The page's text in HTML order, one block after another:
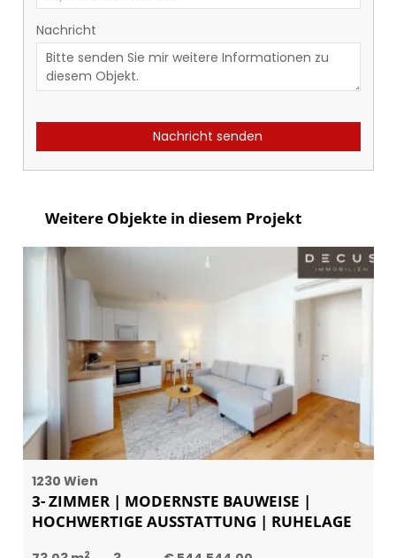
Nachricht
Nachricht senden
Weitere Objekte in diesem Projekt
1230 Wien
3- ZIMMER | MODERNSTE BAUWEISE |
HOCHWERTIGE AUSSTATTUNG | RUHELAGE
2